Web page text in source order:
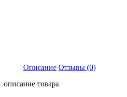
Описание Отзывы (0)
описание товара